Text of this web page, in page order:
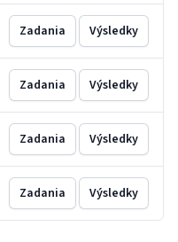
Zadania Výsledky
Zadania Výsledky
Zadania Výsledky
Zadania Výsledky